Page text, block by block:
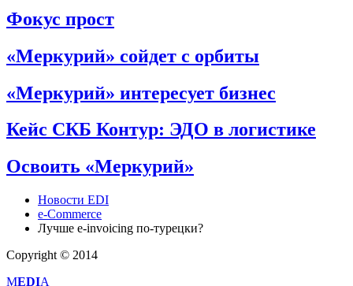
Фокус прост
«Меркурий» сойдет с орбиты
«Меркурий» интересует бизнес
Кейс СКБ Контур: ЭДО в логистике
Освоить «Меркурий»
Новости EDI
e-Commerce
Лучше e-invoicing по-турецки?
Copyright © 2014
MEDIA